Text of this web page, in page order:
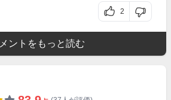
2
ントをもっと読む